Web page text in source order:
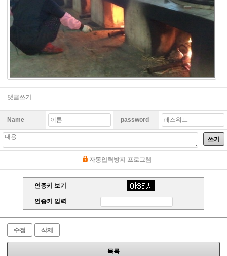
댓글쓰기
Name password
쓰기
자동입력방지 프로그램
인증키 보기
인증키 입력
수정 삭제
목록